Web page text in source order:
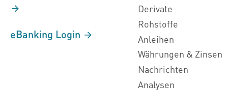
eBanking Login
Derivate
Rohstoffe
Anleihen
Währungen & Zinsen
Nachrichten
Analysen